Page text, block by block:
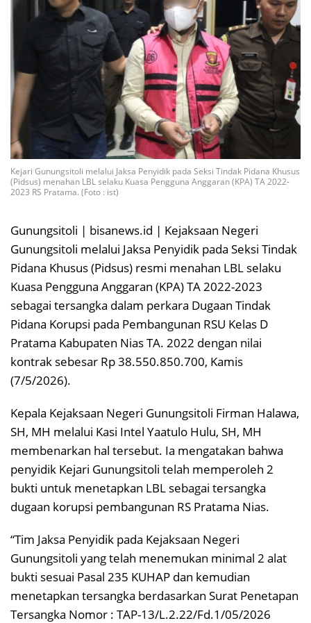
Kejari Gunungsitoli melalui Jaksa Penyidik pada Seksi Tindak Pidana Khusus
(Pidsus) menahan LBL selaku Kuasa Pengguna Anggaran (KPA) TA 2022-
2023 RS Pratama. (Foto : ist)
Gunungsitoli | bisanews.id | Kejaksaan Negeri
Gunungsitoli melalui Jaksa Penyidik pada Seksi Tindak
Pidana Khusus (Pidsus) resmi menahan LBL selaku
Kuasa Pengguna Anggaran (KPA) TA 2022-2023
sebagai tersangka dalam perkara Dugaan Tindak
Pidana Korupsi pada Pembangunan RSU Kelas D
Pratama Kabupaten Nias TA. 2022 dengan nilai
kontrak sebesar Rp 38.550.850.700, Kamis
(7/5/2026).
Kepala Kejaksaan Negeri Gunungsitoli Firman Halawa,
SH, MH melalui Kasi Intel Yaatulo Hulu, SH, MH
membenarkan hal tersebut. Ia mengatakan bahwa
penyidik Kejari Gunungsitoli telah memperoleh 2
bukti untuk menetapkan LBL sebagai tersangka
dugaan korupsi pembangunan RS Pratama Nias.
“Tim Jaksa Penyidik pada Kejaksaan Negeri
Gunungsitoli yang telah menemukan minimal 2 alat
bukti sesuai Pasal 235 KUHAP dan kemudian
menetapkan tersangka berdasarkan Surat Penetapan
Tersangka Nomor : TAP-13/L.2.22/Fd.1/05/2026